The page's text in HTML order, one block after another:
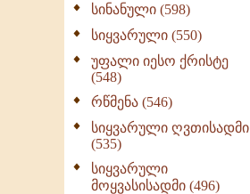
სინანული (598)
სიყვარული (550)
უფალი იესო ქრისტე
(548)
რწმენა (546)
სიყვარული ღვთისადმი
(535)
სიყვარული
მოყვასისადმი (496)